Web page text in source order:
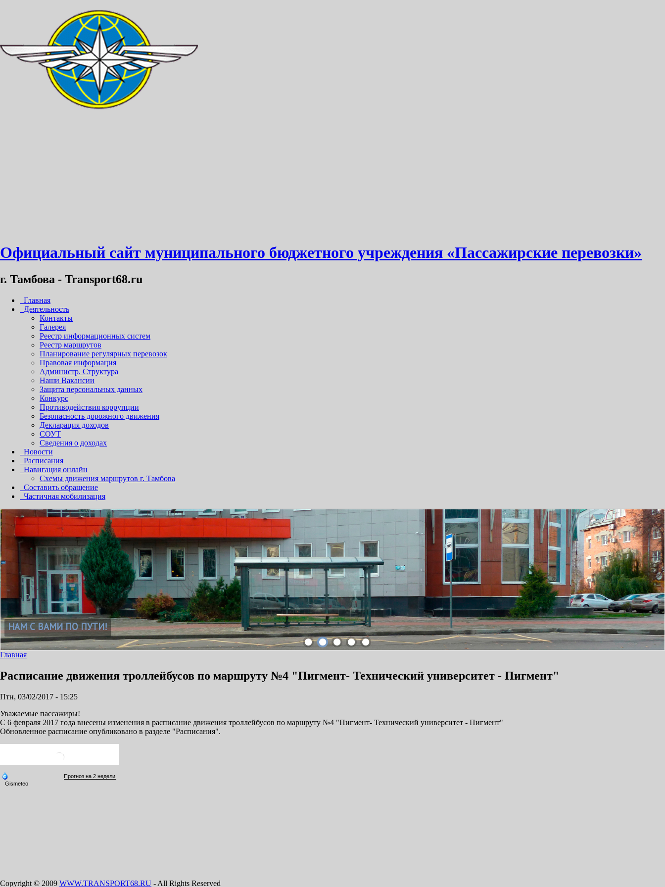
Официальный сайт муниципального бюджетного учреждения «Пассажирские перевозки»
г. Тамбова - Transport68.ru
Главная
Деятельность
Контакты
Галерея
Реестр информационных систем
Реестр маршрутов
Планирование регулярных перевозок
Правовая информация
Администр. Структура
Наши Вакансии
Защита персональных данных
Конкурс
Противодействия коррупции
Безопасность дорожного движения
Декларация доходов
СОУТ
Сведения о доходах
Новости
Расписания
Навигация онлайн
Схемы движения маршрутов г. Тамбова
Составить обращение
Частичная мобилизация
НАМ С ВАМИ ПО ПУТИ!
Главная
Расписание движения троллейбусов по маршруту №4 "Пигмент- Технический университет - Пигмент"
Птн, 03/02/2017 - 15:25
Уважаемые пассажиры!
С 6 февраля 2017 года внесены изменения в расписание движения троллейбусов по маршруту №4 "Пигмент- Технический университет - Пигмент"
Обновленное расписание опубликовано в разделе "Расписания".
Copyright © 2009 WWW.TRANSPORT68.RU - All Rights Reserved